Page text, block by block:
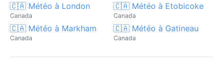
🇨🇦 Météo à London
Canada
🇨🇦 Météo à Etobicoke
Canada
🇨🇦 Météo à Markham
Canada
🇨🇦 Météo à Gatineau
Canada